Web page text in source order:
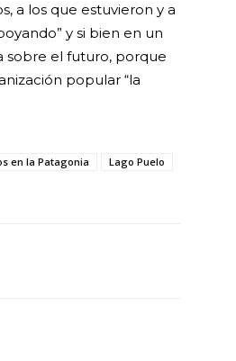
a los que estuvieron y a
y si bien en un
sobre el futuro, porque
popular “la
en la Patagonia
Lago Puelo